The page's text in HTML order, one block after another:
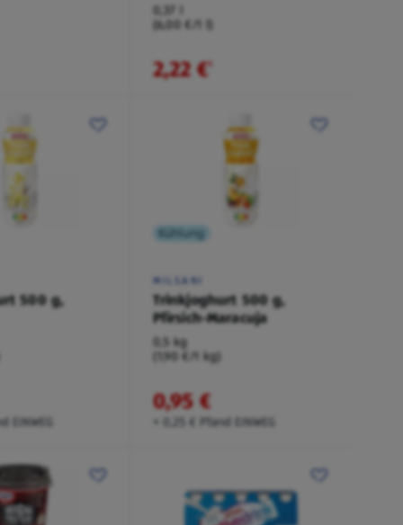
0,37 l
(6,00 €/1 l)
2,22 €¹
500 g,
EINWEG
Kühlung
MILSANI
Trinkjoghurt 500 g,
Pfirsich-Maracuja
0,5 kg
(1,90 €/1 kg)
0,95 €
+ 0,25 € Pfand EINWEG